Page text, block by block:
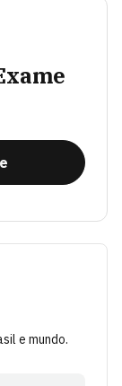
e mundo.